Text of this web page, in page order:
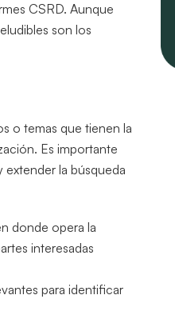
CSRD. Aunque
son los
o temas que tienen la
Es importante
extender la búsqueda
donde opera la
interesadas
para identificar